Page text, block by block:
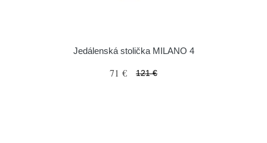
Jedálenská stolička MILANO 4
71 € 121 €